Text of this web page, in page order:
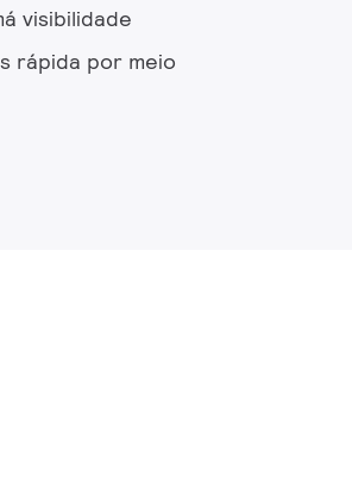
visibilidade
rápida por meio